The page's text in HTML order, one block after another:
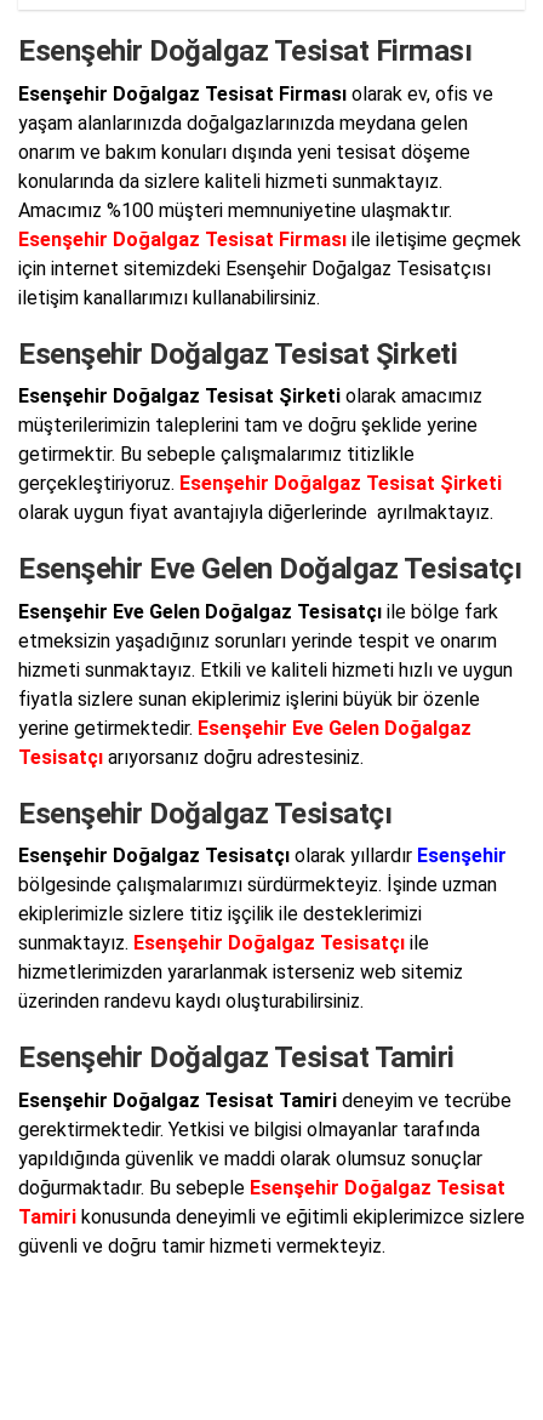
Esenşehir Doğalgaz Tesisat Firması
Esenşehir Doğalgaz Tesisat Firması olarak ev, ofis ve
yaşam alanlarınızda doğalgazlarınızda meydana gelen
onarım ve bakım konuları dışında yeni tesisat döşeme
konularında da sizlere kaliteli hizmeti sunmaktayız.
Amacımız %100 müşteri memnuniyetine ulaşmaktır.
Esenşehir Doğalgaz Tesisat Firması ile iletişime geçmek
için internet sitemizdeki Esenşehir Doğalgaz Tesisatçısı
iletişim kanallarımızı kullanabilirsiniz.
Esenşehir Doğalgaz Tesisat Şirketi
Esenşehir Doğalgaz Tesisat Şirketi olarak amacımız
müşterilerimizin taleplerini tam ve doğru şeklide yerine
getirmektir. Bu sebeple çalışmalarımız titizlikle
gerçekleştiriyoruz. Esenşehir Doğalgaz Tesisat Şirketi
olarak uygun fiyat avantajıyla diğerlerinde ayrılmaktayız.
Esenşehir Eve Gelen Doğalgaz Tesisatçı
Esenşehir Eve Gelen Doğalgaz Tesisatçı ile bölge fark
etmeksizin yaşadığınız sorunları yerinde tespit ve onarım
hizmeti sunmaktayız. Etkili ve kaliteli hizmeti hızlı ve uygun
fiyatla sizlere sunan ekiplerimiz işlerini büyük bir özenle
yerine getirmektedir. Esenşehir Eve Gelen Doğalgaz
Tesisatçı arıyorsanız doğru adrestesiniz.
Esenşehir Doğalgaz Tesisatçı
Esenşehir Doğalgaz Tesisatçı olarak yıllardır Esenşehir
bölgesinde çalışmalarımızı sürdürmekteyiz. İşinde uzman
ekiplerimizle sizlere titiz işçilik ile desteklerimizi
sunmaktayız. Esenşehir Doğalgaz Tesisatçı ile
hizmetlerimizden yararlanmak isterseniz web sitemiz
üzerinden randevu kaydı oluşturabilirsiniz.
Esenşehir Doğalgaz Tesisat Tamiri
Esenşehir Doğalgaz Tesisat Tamiri deneyim ve tecrübe
gerektirmektedir. Yetkisi ve bilgisi olmayanlar tarafında
yapıldığında güvenlik ve maddi olarak olumsuz sonuçlar
doğurmaktadır. Bu sebeple Esenşehir Doğalgaz Tesisat
Tamiri konusunda deneyimli ve eğitimli ekiplerimizce sizlere
güvenli ve doğru tamir hizmeti vermekteyiz.